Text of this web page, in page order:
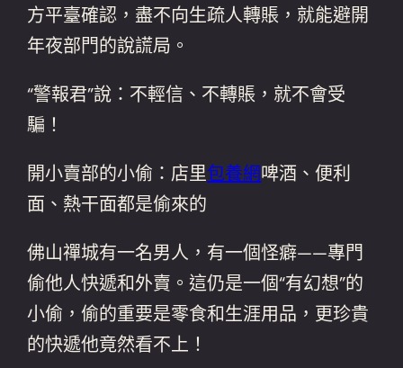
方平臺確認，盡不向生疏人轉賬，就能避開
年夜部門的說謊局。
“警報君”說：不輕信、不轉賬，就不會受
騙！
開小賣部的小偷：店里包養網啤酒、便利
面、熱干面都是偷來的
佛山禪城有一名男人，有一個怪癖——專門
偷他人快遞和外賣。這仍是一個“有幻想”的
小偷，偷的重要是零食和生涯用品，更珍貴
的快遞他竟然看不上！